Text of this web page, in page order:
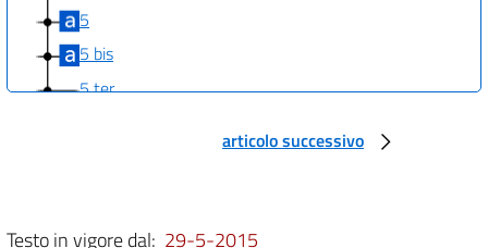
5
5 bis
5 ter
articolo successivo
Testo in vigore dal: 29-5-2015